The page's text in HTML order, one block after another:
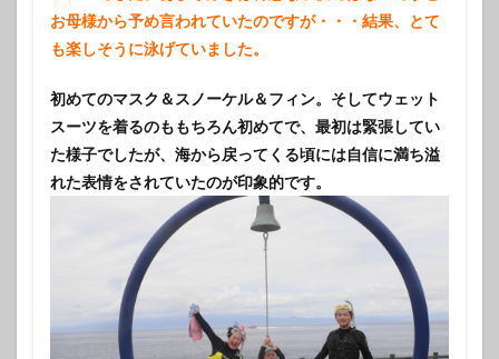
お母様から予め言われていたのですが・・・結果、とて
も楽しそうに泳げていました。
初めてのマスク＆スノーケル＆フィン。そしてウェット
スーツを着るのももちろん初めてで、最初は緊張してい
た様子でしたが、海から戻ってくる頃には自信に満ち溢
れた表情をされていたのが印象的です。